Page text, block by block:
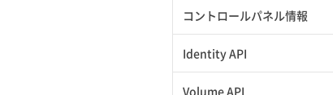
APIでAPIサブユーザーを作成する
APIでVPSにISOイメージを挿入する
APIでVPSを作成する
コントロールパネル情報
APIユーザーを作成する
API情報を確認する
Identity API
Credential一覧取得
Volume API